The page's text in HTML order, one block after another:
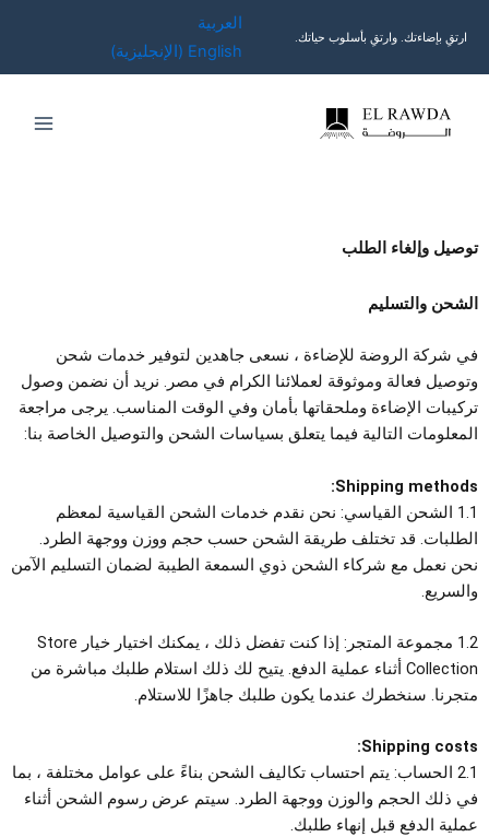
ارتقِ بإضاءتك. وارتقِ بأسلوب حياتك.
العربية
English
(الإنجليزية)
توصيل وإلغاء الطلب
الشحن والتسليم
في شركة الروضة للإضاءة ، نسعى جاهدين لتوفير خدمات شحن
وتوصيل فعالة وموثوقة لعملائنا الكرام في مصر. نريد أن نضمن وصول
تركيبات الإضاءة وملحقاتها بأمان وفي الوقت المناسب. يرجى مراجعة
المعلومات التالية فيما يتعلق بسياسات الشحن والتوصيل الخاصة بنا:
Shipping methods:
1.1 الشحن القياسي: نحن نقدم خدمات الشحن القياسية لمعظم
الطلبات. قد تختلف طريقة الشحن حسب حجم ووزن ووجهة الطرد.
نحن نعمل مع شركاء الشحن ذوي السمعة الطيبة لضمان التسليم الآمن
والسريع.
1.2 مجموعة المتجر: إذا كنت تفضل ذلك ، يمكنك اختيار خيار Store
Collection أثناء عملية الدفع. يتيح لك ذلك استلام طلبك مباشرة من
متجرنا. سنخطرك عندما يكون طلبك جاهزًا للاستلام.
Shipping costs:
2.1 الحساب: يتم احتساب تكاليف الشحن بناءً على عوامل مختلفة ، بما
في ذلك الحجم والوزن ووجهة الطرد. سيتم عرض رسوم الشحن أثناء
عملية الدفع قبل إنهاء طلبك.